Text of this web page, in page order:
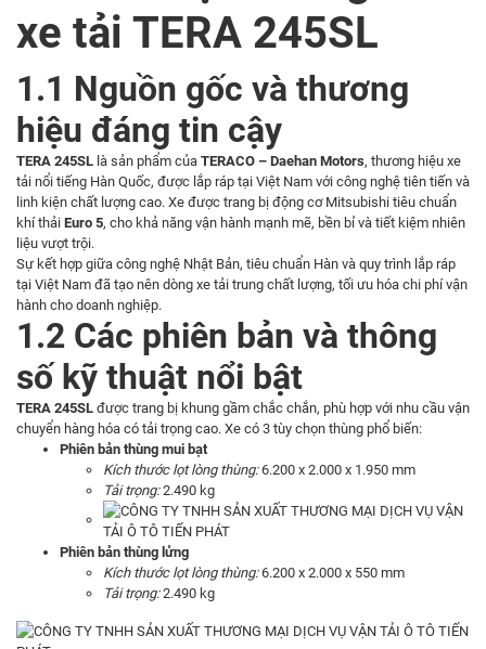
xe tải TERA 245SL
1.1 Nguồn gốc và thương
hiệu đáng tin cậy
TERA 245SL là sản phẩm của TERACO – Daehan Motors, thương hiệu xe
tải nổi tiếng Hàn Quốc, được lắp ráp tại Việt Nam với công nghệ tiên tiến và
linh kiện chất lượng cao. Xe được trang bị động cơ Mitsubishi tiêu chuẩn
khí thải Euro 5, cho khả năng vận hành mạnh mẽ, bền bỉ và tiết kiệm nhiên
liệu vượt trội.
Sự kết hợp giữa công nghệ Nhật Bản, tiêu chuẩn Hàn và quy trình lắp ráp
tại Việt Nam đã tạo nên dòng xe tải trung chất lượng, tối ưu hóa chi phí vận
hành cho doanh nghiệp.
1.2 Các phiên bản và thông
số kỹ thuật nổi bật
TERA 245SL được trang bị khung gầm chắc chắn, phù hợp với nhu cầu vận
chuyển hàng hóa có tải trọng cao. Xe có 3 tùy chọn thùng phổ biến:
Phiên bản thùng mui bạt
Kích thước lọt lòng thùng:6.200 x 2.000 x 1.950 mm
Tải trọng:2.490 kg
Phiên bản thùng lửng
Kích thước lọt lòng thùng:6.200 x 2.000 x 550 mm
Tải trọng:2.490 kg